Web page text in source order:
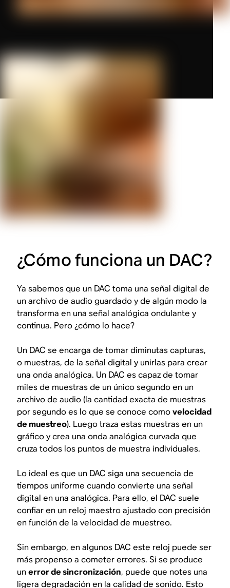
¿Cómo funciona un DAC?
Ya sabemos que un DAC toma una señal digital de
un archivo de audio guardado yde algún modo la
transforma en una señal analógica ondulante y
continua. Pero ¿cómo lo hace?
Un DAC se encarga de tomar diminutas capturas,
o muestras, de la señal digital y unirlas para crear
una onda analógica. Un DAC es capaz de tomar
miles de muestras de un único segundo en un
archivo de audio (la cantidad exacta de muestras
por segundo es lo que se conoce comovelocidad
de muestreo). Luego traza estas muestras en un
gráfico y crea una onda analógica curvada que
cruza todos los puntos de muestra individuales.
Lo ideal es que un DAC siga una secuencia de
tiempos uniforme cuando convierte una señal
digital en una analógica. Para ello, el DAC suele
confiar en un reloj maestro ajustado con precisión
en función de la velocidad de muestreo.
Sin embargo, en algunos DAC este reloj puede ser
más propenso a cometer errores. Si se produce
unerror de sincronización, puede que notes una
ligera degradación en la calidad de sonido. Esto